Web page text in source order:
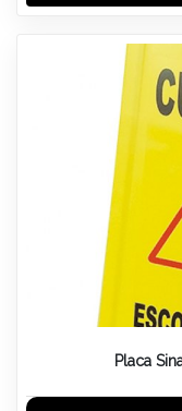
Placa